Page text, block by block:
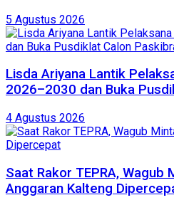
5 Agustus 2026
Lisda Ariyana Lantik
2026–2030 dan Buka
4 Agustus 2026
Saat Rakor TEPRA, Wagub
Anggaran Kalteng